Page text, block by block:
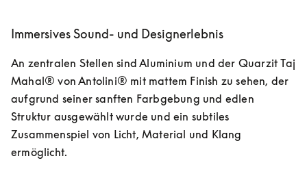
Immersives Sound- und Designerlebnis
An zentralen Stellen sind Aluminium und der Quarzit Taj
Mahal® von Antolini® mit mattem Finish zu sehen, der
aufgrund seiner sanften Farbgebung und edlen
Struktur ausgewählt wurde und ein subtiles
Zusammenspiel von Licht, Material und Klang
ermöglicht.